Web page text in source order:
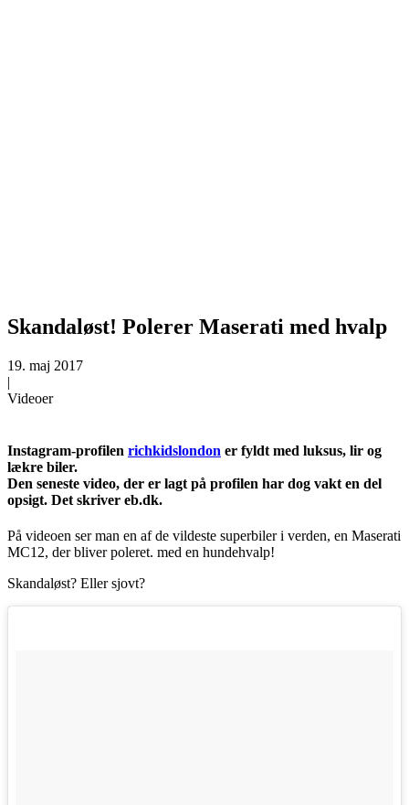
Skandaløst! Polerer Maserati med hvalp
19. maj 2017
|
Videoer
Instagram-profilen richkidslondon er fyldt med luksus, lir og
lækre biler.
Den seneste video, der er lagt på profilen har dog vakt en del
opsigt. Det skriver eb.dk.
På videoen ser man en af de vildeste superbiler i verden, en Maserati
MC12, der bliver poleret. med en hundehvalp!
Skandaløst? Eller sjovt?